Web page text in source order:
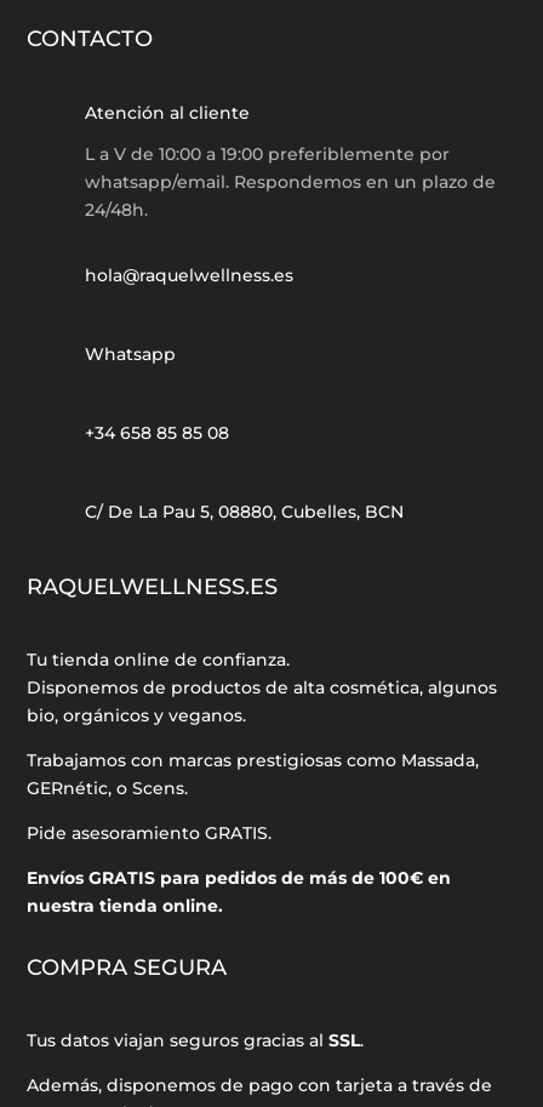
CONTACTO
Atención al cliente
L a V de 10:00 a 19:00 preferiblemente por
whatsapp/email. Respondemos en un plazo de
24/48h.
hola@raquelwellness.es
Whatsapp
+34 658 85 85 08
C/ De La Pau 5, 08880, Cubelles, BCN
RAQUELWELLNESS.ES
Tu tienda online de confianza.
Disponemos de productos de alta cosmética, algunos
bio, orgánicos y veganos.
Trabajamos con marcas prestigiosas como Massada,
GERnétic, o Scens.
Pide asesoramiento GRATIS.
Envíos GRATIS para pedidos de más de 100€ en
nuestra tienda online.
COMPRA SEGURA
Tus datos viajan seguros gracias alSSL.
Además, disponemos de pago con tarjeta a través de